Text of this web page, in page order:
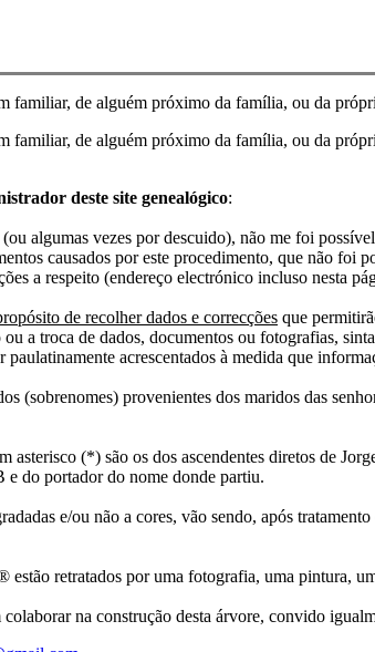
familiar, de alguém próximo da família, ou da
familiar, de alguém próximo da família, ou da
deste site genealógico:
algumas vezes por descuido), não me foi
causados por este procedimento, que não foi
a respeito (endereço electrónico incluso nesta
de recolher dados e correcções que
a troca de dados, documentos ou fotografias,
paulatinamente acrescentados à medida que
(sobrenomes) provenientes dos maridos das
asterisco (*) são os dos ascendentes diretos de
e do portador do nome donde partiu.
e/ou não a cores, vão sendo, após
estão retratados por uma fotografia, uma pintura,
na construção desta árvore, convido